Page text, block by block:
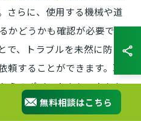
さらに、使用する機械や道
かどうかも確認が必要で
で、トラブルを未然に防
することができます。草
らのポイントをしっかりと
が推奨されます。
無料相談はこちら